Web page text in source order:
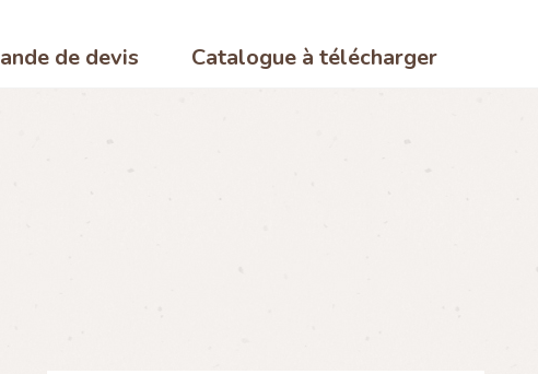
de devis Catalogue à télécharger